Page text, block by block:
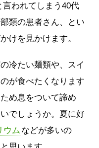
われてしまう40代
類の患者さん、とい
けを見かけます。
冷たい麺類や、スイ
が食べたくなります
め息をついて諦め
でしょうか。夏に好
ウム などが多いの